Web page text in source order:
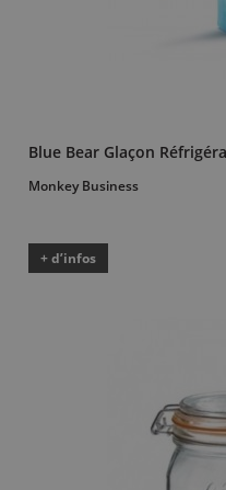
Blue Bear Glaçon
Monkey Business
+ d’infos